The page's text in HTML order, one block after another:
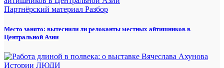
Партнёрский материал Разбор
Место занято: вытеснили ли релоканты местных айтишников в
Центральной Азии
Истории ЛЮДИ